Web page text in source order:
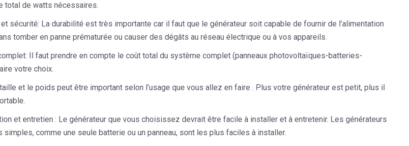
total de watts nécessaires.
sécurité: La durabilité est très importante car il faut que le générateur soit capable de fournir de l’alimentation
tomber en panne prématurée ou causer des dégâts au réseau électrique ou à vos appareils.
: Il faut prendre en compte le coût total du système complet (panneaux photovoltaïques-batteries-
votre choix.
et le poids peut être important selon l’usage que vous allez en faire . Plus votre générateur est petit, plus il
et entretien : Le générateur que vous choisissez devrait être facile à installer et à entretenir. Les générateurs
comme une seule batterie ou un panneau, sont les plus faciles à installer.